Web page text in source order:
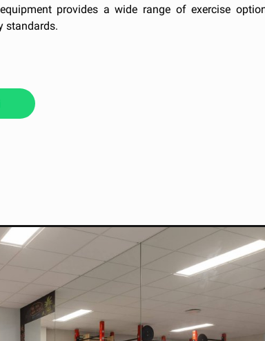
provides a wide range of exercise
standards.